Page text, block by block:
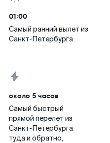
01:00
Самый ранний вылет из
Санкт-Петербурга
около 5 часов
Самый быстрый
прямой перелет из
Санкт-Петербурга
туда и обратно,